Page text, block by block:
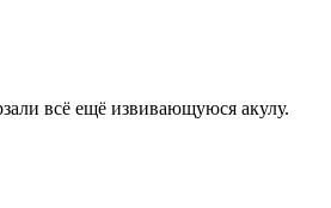
всё ещё извивающуюся акулу.